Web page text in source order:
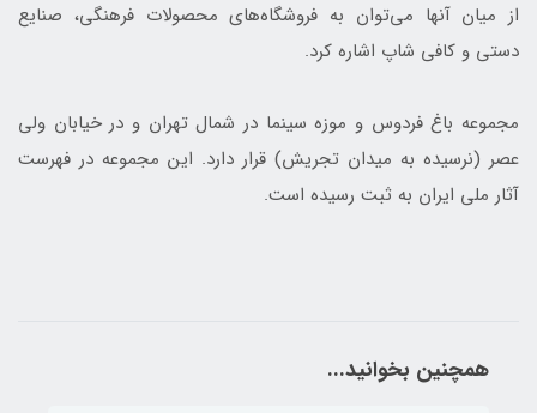
از میان‌ آنها می‌توان به فروشگاه‌های محصولات فرهنگی، صنایع
دستی و کافی شاپ اشاره کرد.
مجموعه باغ فردوس و موزه سینما در شمال تهران و در خیابان ولی
عصر (نرسیده به میدان تجریش) قرار دارد. این مجموعه در فهرست
آثار ملی ایران به ثبت رسیده است.
همچنین بخوانید...